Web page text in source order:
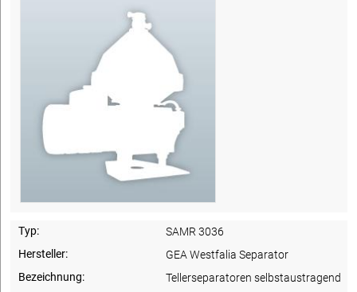
Typ:
SAMR 3036
Hersteller:
GEA Westfalia Separator
Bezeichnung:
Tellerseparatoren selbstaustragend